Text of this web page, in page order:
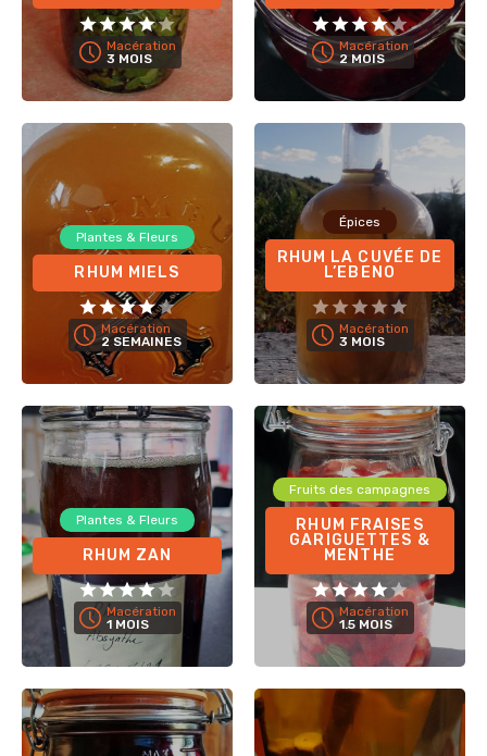
Macération
3 MOIS
Macération
2 MOIS
Plantes & Fleurs
RHUM MIELS
Macération
2 SEMAINES
Épices
RHUM LA CUVÉE DE
L’EBENO
Macération
3 MOIS
Plantes & Fleurs
RHUM ZAN
Macération
1 MOIS
Fruits des campagnes
RHUM FRAISES
GARIGUETTES &
MENTHE
Macération
1.5 MOIS